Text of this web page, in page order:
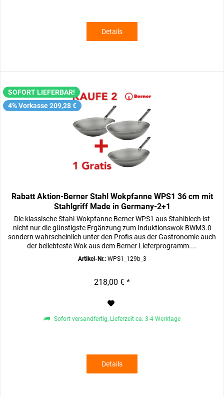
Details
SOFORT LIEFERBAR!
4% Vorkasse 209,28 €
Rabatt Aktion-Berner Stahl Wokpfanne WPS1 36 cm mit
Stahlgriff Made in Germany-2+1
Die klassische Stahl-Wokpfanne Berner WPS1 aus Stahlblech ist
nicht nur die günstigste Ergänzung zum Induktionswok BWM3.0
sondern wahrscheinlich unter den Profis aus der Gastronomie auch
der beliebteste Wok aus dem Berner Lieferprogramm....
Artikel-Nr.:WPS1_129b_3
218,00 € *
Sofort versandfertig, Lieferzeit ca. 3-4 Werktage
Details